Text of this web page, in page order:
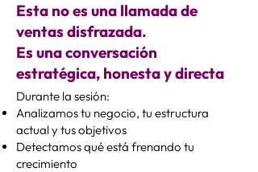
Esta no es una llamada de
ventas disfrazada.
Es una conversación
estratégica, honesta y directa
Durante la sesión:
Analizamos tu negocio, tu estructura
actual y tus objetivos
Detectamos qué está frenando tu
crecimiento